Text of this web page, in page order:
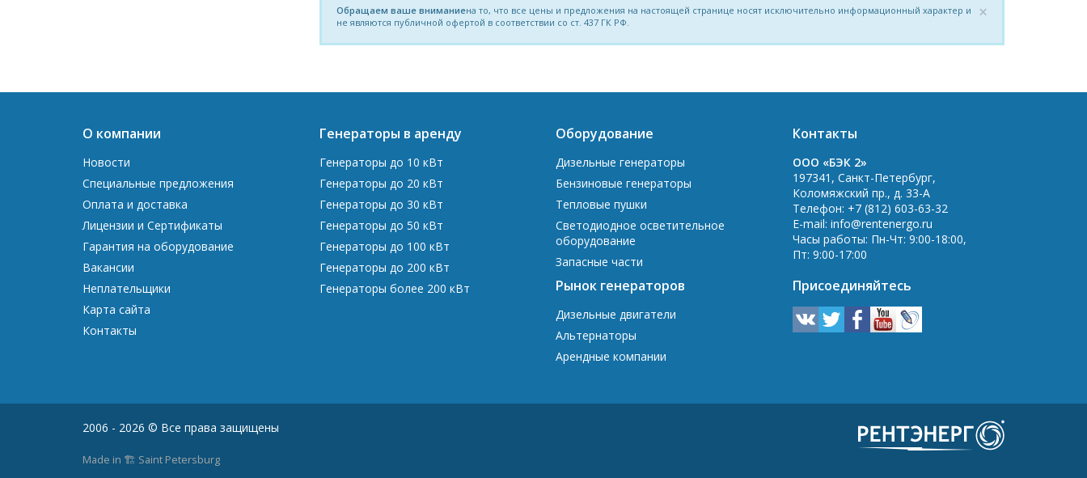
×
Обращаем ваше вниманиена то, что все цены и предложения на настоящей странице носят исключительно информационный характер и
не являются публичной офертой в соответствии со ст. 437 ГК РФ.
О компании
Новости
Специальные предложения
Оплата и доставка
Лицензии и Сертификаты
Гарантия на оборудование
Вакансии
Неплательщики
Карта сайта
Контакты
Генераторы в аренду
Генераторы до 10 кВт
Генераторы до 20 кВт
Генераторы до 30 кВт
Генераторы до 50 кВт
Генераторы до 100 кВт
Генераторы до 200 кВт
Генераторы более 200 кВт
Оборудование
Дизельные генераторы
Бензиновые генераторы
Тепловые пушки
Светодиодное осветительное
оборудование
Запасные части
Рынок генераторов
Дизельные двигатели
Альтернаторы
Арендные компании
Контакты
OOO «БЭК 2»
197341 , Санкт-Петербург,
Коломяжский пр., д. 33-А
Телефон: +7 (812) 603-63-32
E-mail: info@rentenergo.ru
Часы работы: Пн-Чт: 9:00-18:00,
Пт: 9:00-17:00
Присоединяйтесь
2006 - 2026 © Все права защищены
Made in 🏗️ Saint Petersburg